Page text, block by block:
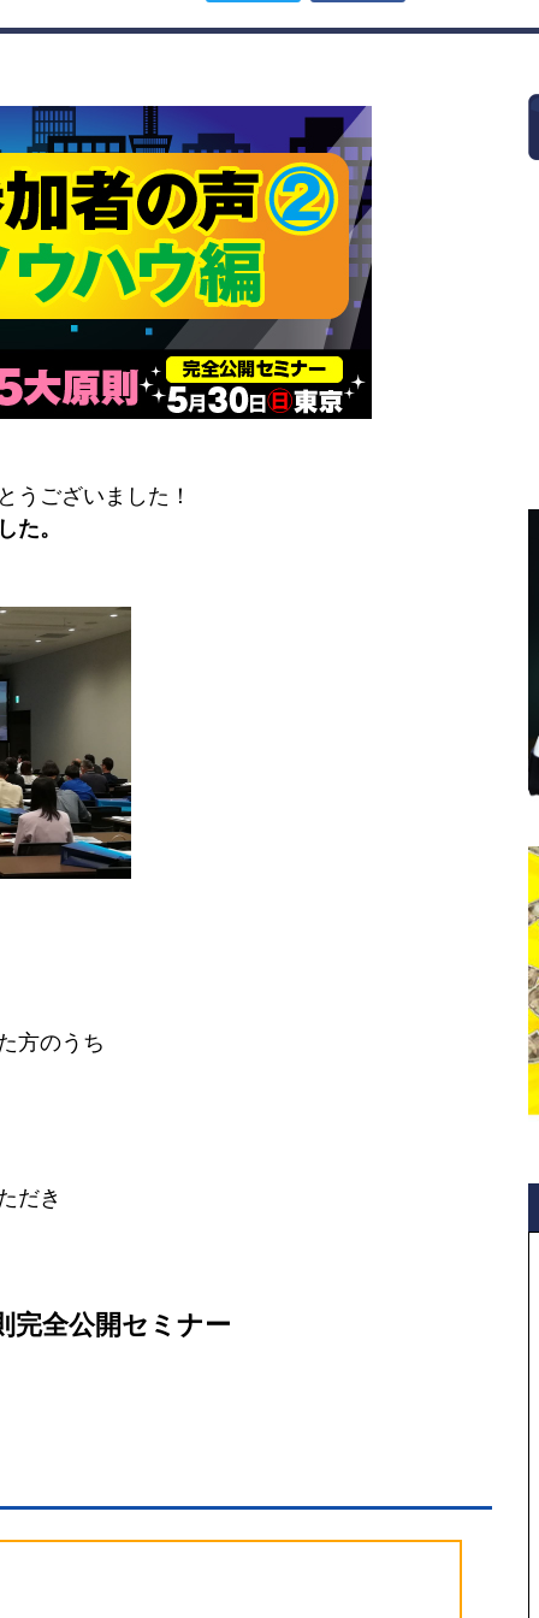
うございました！
た。
方のうち
だき
全公開セミナー